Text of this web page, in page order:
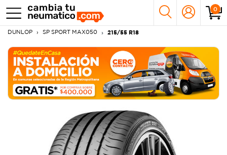
0
DUNLOP SP SPORT MAX050 215/55 R18